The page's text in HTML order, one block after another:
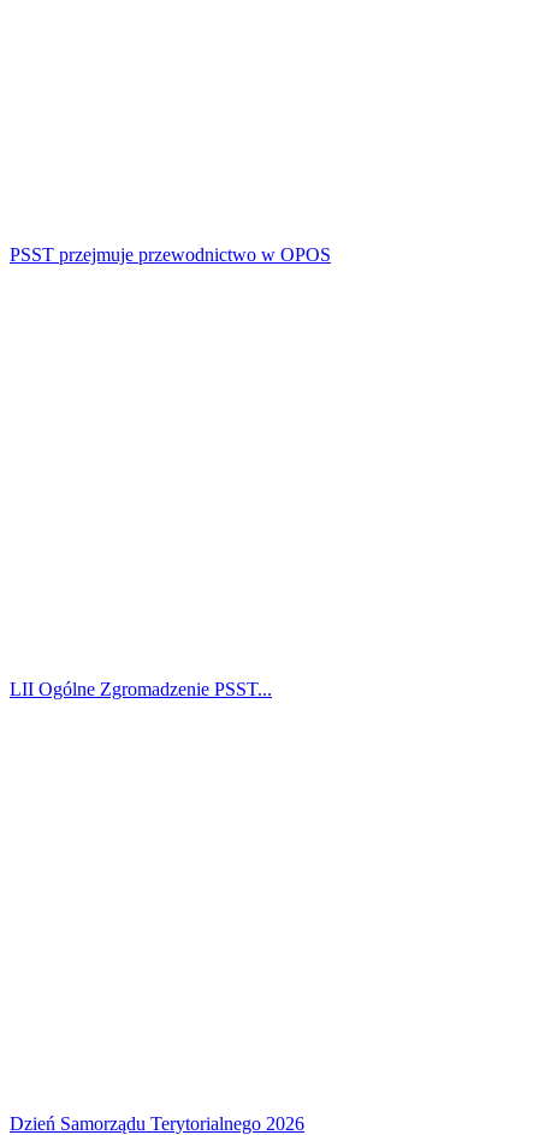
PSST przejmuje przewodnictwo w OPOS
LII Ogólne Zgromadzenie PSST...
Dzień Samorządu Terytorialnego 2026